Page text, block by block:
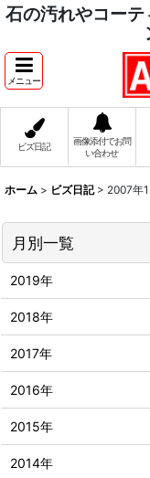
石の汚れやコー
メニュー
ビズ日記
画像添付でお問
い合わせ
ホーム > ビズ日記 > 2007年
月別一覧
2019年
2018年
2017年
2016年
2015年
2014年